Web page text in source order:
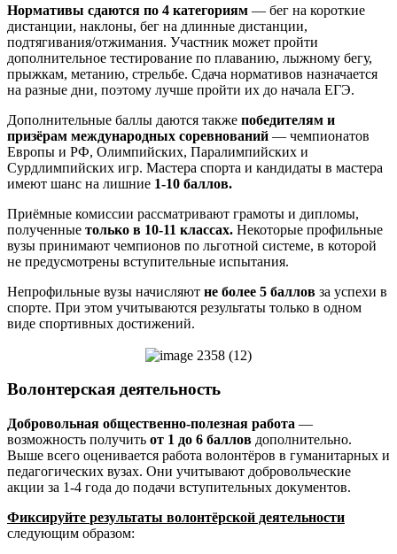
Нормативы сдаются по 4 категориям — бег на короткие
дистанции, наклоны, бег на длинные дистанции,
подтягивания/отжимания. Участник может пройти
дополнительное тестирование по плаванию, лыжному бегу,
прыжкам, метанию, стрельбе. Сдача нормативов назначается
на разные дни, поэтому лучше пройти их до начала ЕГЭ.
Дополнительные баллы даются также победителям и
призёрам международных соревнований — чемпионатов
Европы и РФ, Олимпийских, Паралимпийских и
Сурдлимпийских игр. Мастера спорта и кандидаты в мастера
имеют шанс на лишние 1-10 баллов.
Приёмные комиссии рассматривают грамоты и дипломы,
полученные только в 10-11 классах. Некоторые профильные
вузы принимают чемпионов по льготной системе, в которой
не предусмотрены вступительные испытания.
Непрофильные вузы начисляют не более 5 баллов за успехи в
спорте. При этом учитываются результаты только в одном
виде спортивных достижений.
Волонтерская деятельность
Добровольная общественно-полезная работа —
возможность получить от 1 до 6 баллов дополнительно.
Выше всего оценивается работа волонтёров в гуманитарных и
педагогических вузах. Они учитывают добровольческие
акции за 1-4 года до подачи вступительных документов.
Фиксируйте результаты волонтёрской деятельности
следующим образом: